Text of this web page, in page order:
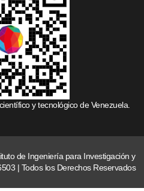
y tecnológico de Venezuela.
de Ingeniería para Investigación y
| Todos los Derechos Reservados